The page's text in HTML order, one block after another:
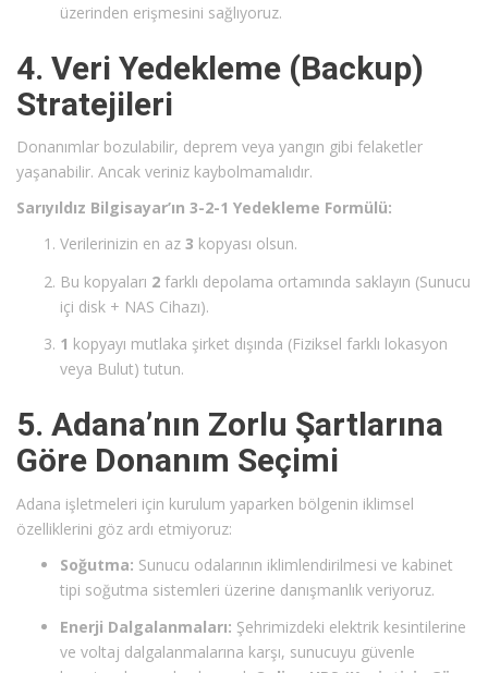
üzerinden erişmesini sağlıyoruz.
4. Veri Yedekleme (Backup)
Stratejileri
Donanımlar bozulabilir, deprem veya yangın gibi felaketler
yaşanabilir. Ancak veriniz kaybolmamalıdır.
Sarıyıldız Bilgisayar’ın 3-2-1 Yedekleme Formülü:
Verilerinizin en az 3 kopyası olsun.
Bu kopyaları 2 farklı depolama ortamında saklayın (Sunucu
içi disk + NAS Cihazı).
1 kopyayı mutlaka şirket dışında (Fiziksel farklı lokasyon
veya Bulut) tutun.
5. Adana’nın Zorlu Şartlarına
Göre Donanım Seçimi
Adana işletmeleri için kurulum yaparken bölgenin iklimsel
özelliklerini göz ardı etmiyoruz:
Soğutma: Sunucu odalarının iklimlendirilmesi ve kabinet
tipi soğutma sistemleri üzerine danışmanlık veriyoruz.
Enerji Dalgalanmaları: Şehrimizdeki elektrik kesintilerine
ve voltaj dalgalanmalarına karşı, sunucuyu güvenle